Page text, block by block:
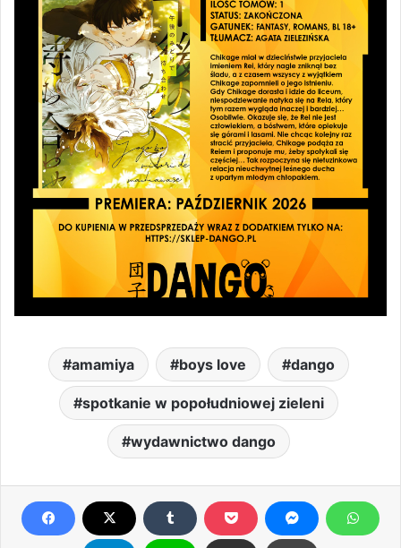
amamiya boys love dango
spotkanie w popołudniowej zieleni
wydawnictwo dango